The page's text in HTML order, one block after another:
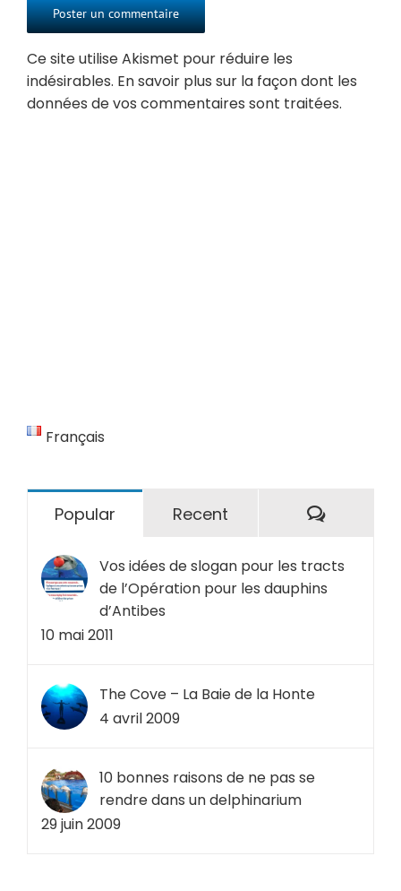
Ce site utilise Akismet pour réduire les
indésirables. En savoir plus sur la façon dont les
données de vos commentaires sont traitées.
Français
Popular Recent
Vos idées de slogan pour les tracts
de l’Opération pour les dauphins
d’Antibes
10 mai 2011
The Cove – La Baie de la Honte
4 avril 2009
10 bonnes raisons de ne pas se
rendre dans un delphinarium
29 juin 2009